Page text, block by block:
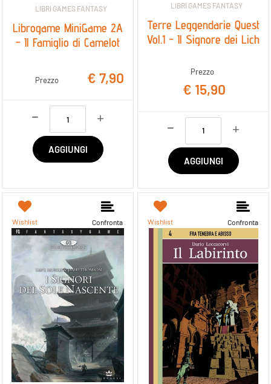
LIBRI GAMES FANTASY
Librogame MiniGame 2A
- Il Famiglio di Camelot
Prezzo € 7,90
AGGIUNGI
LIBRI GAMES FANTASY
Terre Leggendarie Quest
Vol.1 - Il Signore dei Lich
Prezzo
€ 15,90
AGGIUNGI
Wishlist Confronta Wishlist Confronta